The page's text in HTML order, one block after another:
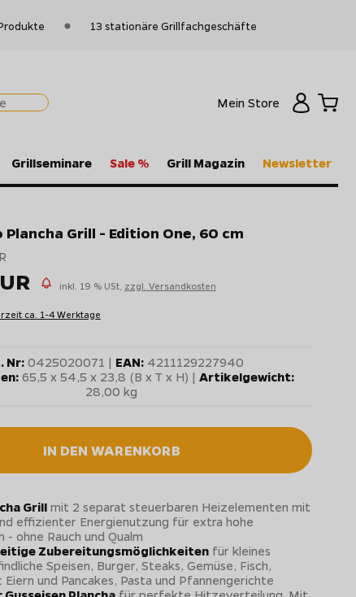
13 stationäre Grillfachgeschäfte
Mein Store
Grillseminare Sale % Grill Magazin Newsletter
Plancha Grill - Edition One, 60 cm
inkl. 19 % USt, zzgl. Versandkosten
ca. 1-4 Werktage
Nr:0425020071 | EAN:4211129227940
65,5 x 54,5 x 23,8 (B x T x H) | Artikelgewicht:
28,00 kg
IN DEN WARENKORB
Grillmit 2 separat steuerbaren Heizelementen mit
effizienter Energienutzung für extra hohe
- ohne Rauch und Qualm
Zubereitungsmöglichkeitenfür kleines
Speisen, Burger, Steaks, Gemüse, Fisch,
und Pancakes, Pasta und Pfannengerichte